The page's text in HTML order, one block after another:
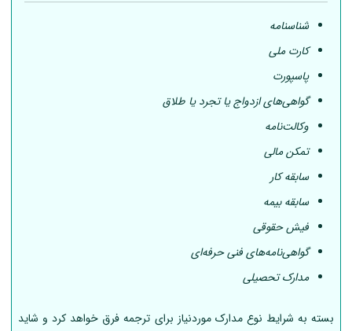
شناسنامه
کارت ملی
پاسپورت
گواهی‌های ازدواج یا تجرد یا طلاق
وکالت‌نامه
تمکن مالی
سابقه کار
سابقه بیمه
فیش حقوقی
گواهی‌نامه‌های فنی حرفه‌ای
مدارک تحصیلی
بسته به شرایط نوع مدارک موردنیاز برای ترجمه فرق خواهد کرد و شاید